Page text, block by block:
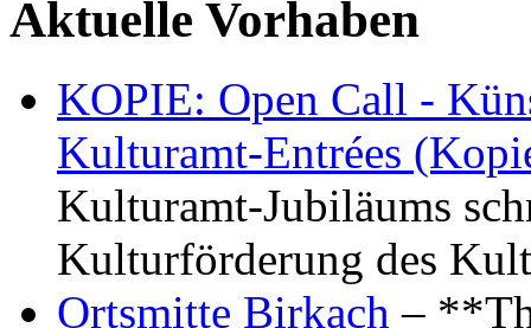
Aktuelle Vorhaben
KOPIE: Open Call -
Kulturamt-Entrées
Kulturamt-Jubiläums
Kulturförderung des
Ortsmitte Birkach –